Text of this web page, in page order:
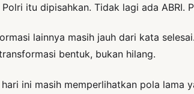
itu dipisahkan. Tidak lagi ada
lainnya masih jauh dari kata
bentuk, bukan hilang.
ini masih memperlihatkan pola lama